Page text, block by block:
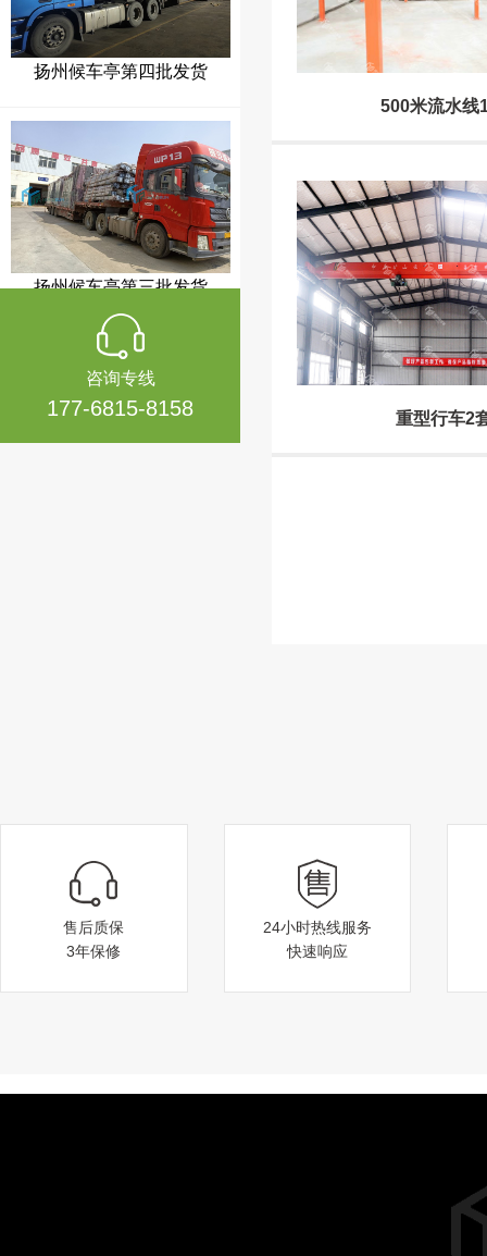
扬州候车亭第四批发货
扬州候车亭第三批发货
庆阳候车亭案例
咨询专线
177-6815-8158
500米流水线
重型行车2
售后质保
3年保修
24小时热线服务
快速响应